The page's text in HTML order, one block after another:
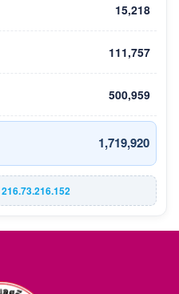
15,218
111,757
500,959
1,719,920
216.73.216.152